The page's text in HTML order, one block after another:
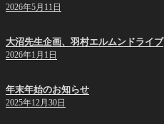
2026年5月11日
大沼先生企画、羽村エルムンドライブ
2026年1月1日
年末年始のお知らせ
2025年12月30日